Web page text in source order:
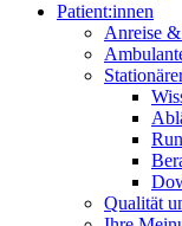
Patient:innen
Anreise
Qualität